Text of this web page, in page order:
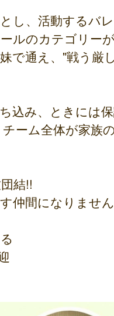
し、活動するバ
ルのカテゴリー
で通え、"戦う厳
込み、ときには
ーム全体が家族
結!!
仲間になりませ